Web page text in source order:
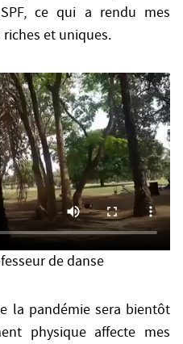
ce qui a rendu mes
et uniques.
de danse
la pandémie sera bientôt
physique affecte mes